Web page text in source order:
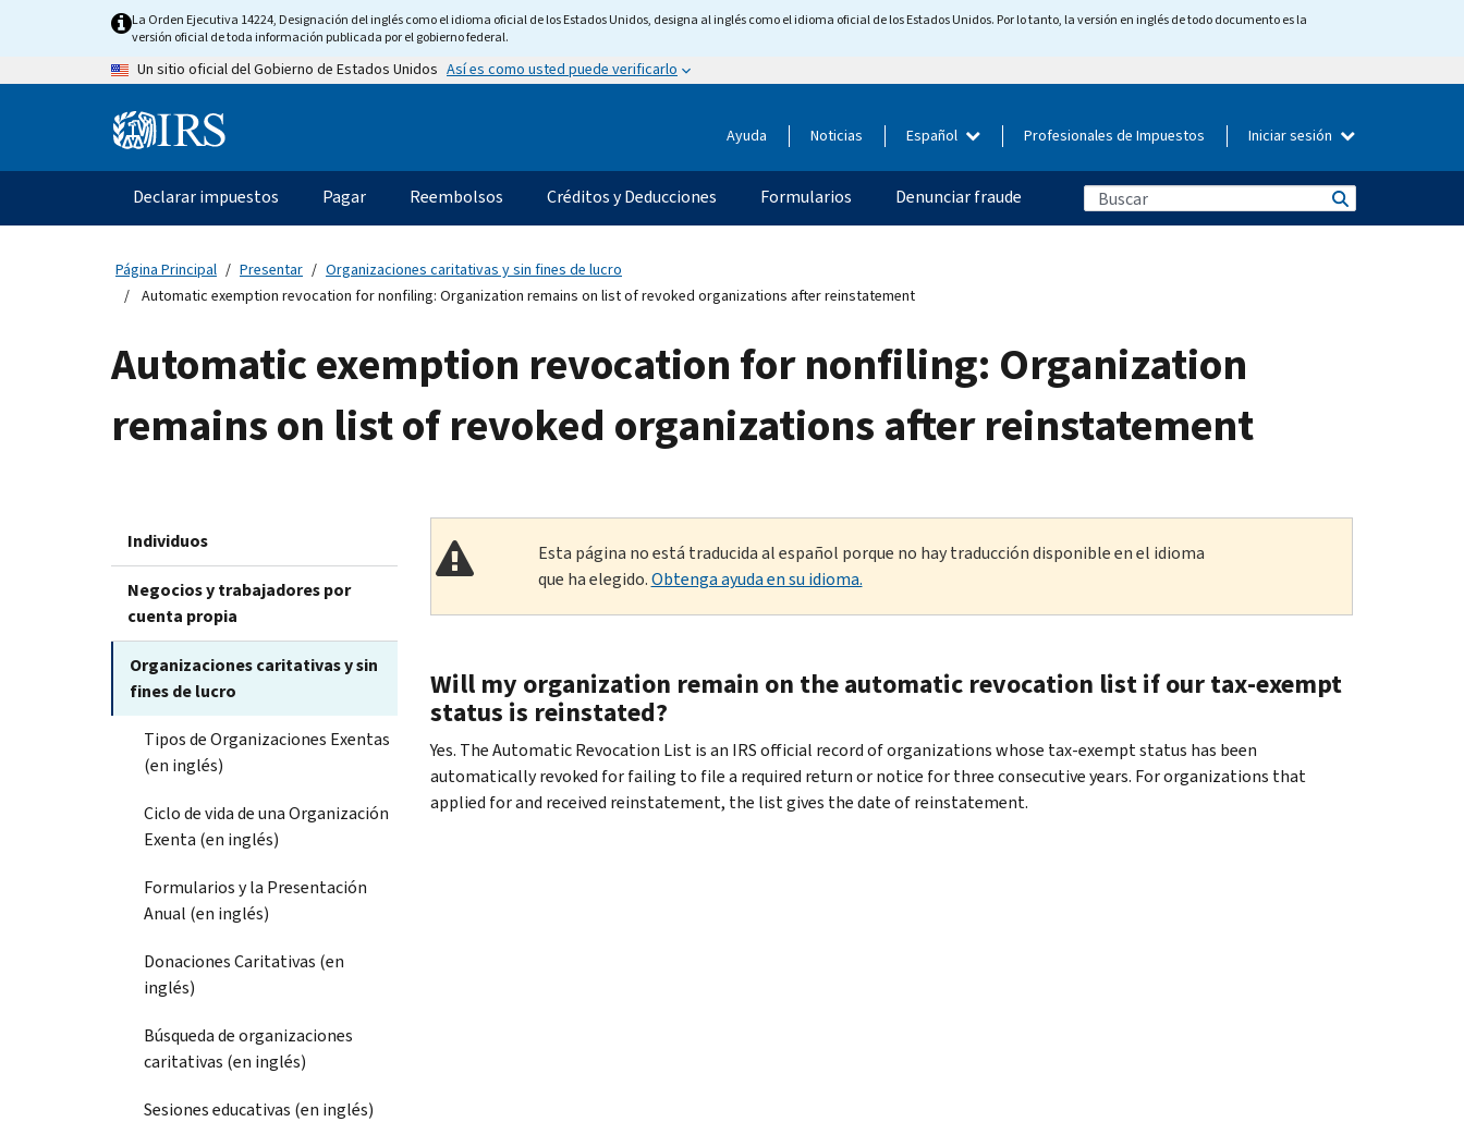
content
La Orden Ejecutiva 14224, Designación del inglés como el idioma oficial de los Estados Unidos, designa al inglés como el idioma oficial de los Estados Unidos. Por lo tanto, la versión en inglés de todo documento es la
versión oficial de toda información publicada por el gobierno federal.
Un sitio oficial del Gobierno de Estados Unidos Así es como usted puede verificarlo
Information Ayuda Noticias Español Profesionales de Impuestos Iniciar sesión
Navegación
principal
Declarar impuestos Pagar Reembolsos Créditos y Deducciones Formularios Denunciar fraude
Página Principal Presentar
Organizaciones caritativas y sin fines de lucro
Automatic exemption revocation for nonfiling: Organization remains on list of revoked organizations after reinstatement
Automatic exemption revocation for nonfiling: Organization
remains on list of revoked organizations after reinstatement
Individuos
Negocios y trabajadores por
cuenta propia
Organizaciones caritativas y sin
fines de lucro
Tipos de Organizaciones Exentas
(en inglés)
Ciclo de vida de una Organización
Exenta (en inglés)
Formularios y la Presentación
Anual (en inglés)
Donaciones Caritativas (en
inglés)
Búsqueda de organizaciones
caritativas (en inglés)
Sesiones educativas (en inglés)
Esta página no está traducida al español porque no hay traducción disponible en el idioma
que ha elegido.Obtenga ayuda en su idioma.
Will my organization remain on the automatic revocation list if our tax-exempt
status is reinstated?
Yes. The Automatic Revocation List is an IRS official record of organizations whose tax-exempt status has been
automatically revoked for failing to file a required return or notice for three consecutive years. For organizations that
applied for and received reinstatement, the list gives the date of reinstatement.